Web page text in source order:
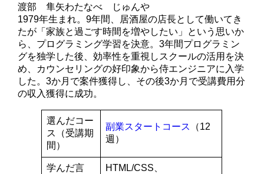
渡部 隼矢わたなべ じゅんや
1979年生まれ。9年間、居酒屋の店長として働いてき
たが「家族と過ごす時間を増やしたい」という思いか
ら、プログラミング学習を決意。3年間プログラミン
グを独学した後、効率性を重視しスクールの活用を決
め、カウンセリングの好印象から侍エンジニアに入学
した。3か月で案件獲得し、その後3か月で受講費用分
の収入獲得に成功。
選んだコー
ス（受講期
間）
副業スタートコース
（12
週）
学んだ言
HTML/CSS、